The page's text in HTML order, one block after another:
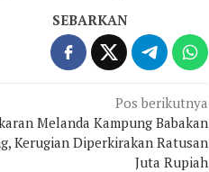
SEBARKAN
Pos berikutnya
Melanda Kampung Babakan
Kerugian Diperkirakan Ratusan
Juta Rupiah